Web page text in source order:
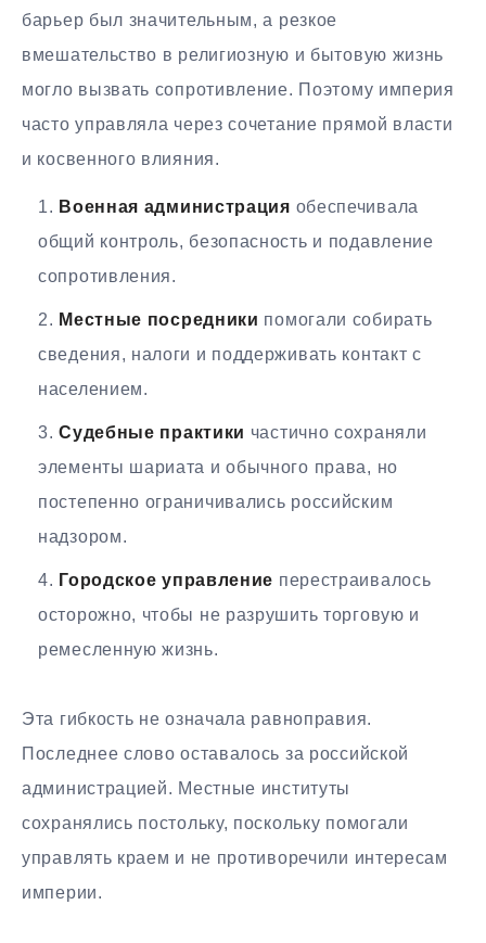
барьер был значительным, а резкое
вмешательство в религиозную и бытовую жизнь
могло вызвать сопротивление. Поэтому империя
часто управляла через сочетание прямой власти
и косвенного влияния.
Военная администрация обеспечивала
общий контроль, безопасность и подавление
сопротивления.
Местные посредники помогали собирать
сведения, налоги и поддерживать контакт с
населением.
Судебные практики частично сохраняли
элементы шариата и обычного права, но
постепенно ограничивались российским
надзором.
Городское управление перестраивалось
осторожно, чтобы не разрушить торговую и
ремесленную жизнь.
Эта гибкость не означала равноправия.
Последнее слово оставалось за российской
администрацией. Местные институты
сохранялись постольку, поскольку помогали
управлять краем и не противоречили интересам
империи.